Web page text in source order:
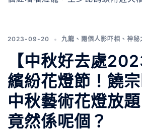
2023-09-20 九龍 、 兩個人影吓相 、 神秘
【中秋好去處
繽紛花燈節！饒
中秋藝術花燈放
竟然係呢個？